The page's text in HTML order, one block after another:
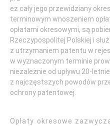
ez cały jego przewidziany
terminowym wnoszeniem
opłatami okresowymi, są
Rzeczypospolitej Polskiej i
z utrzymaniem patentu w
w wyznaczonym terminie
niezależnie od upływu 20-
z najczęstszych powodów
ochrony patentowej.
Opłaty okresowe